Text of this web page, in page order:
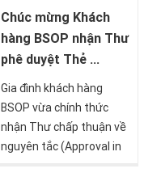
Chúc mừng Khách
hàng BSOP nhận Thư
phê duyệt Thẻ ...
Gia đình khách hàng
BSOP vừa chính thức
nhận Thư chấp thuận về
nguyên tắc (Approval in